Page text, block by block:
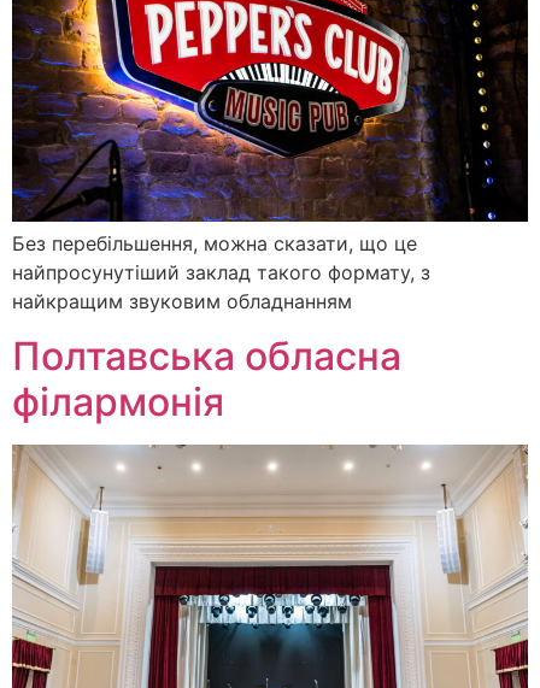
Без перебільшення, можна сказати, що це
найпросунутіший заклад такого формату, з
найкращим звуковим обладнанням
Полтавська обласна
філармонія